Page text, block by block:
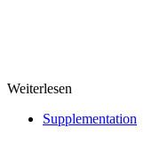
Weiterlesen
Supplementation